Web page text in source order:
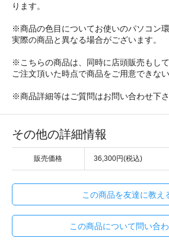
ります。
※商品の色目についてお使いのパソコン
実際の商品と異なる場合がございます。
※こちらの商品は、同時に店頭販売もし
ご注文頂いた時点で商品をご用意できな
※商品詳細等はご質問はお問い合わせ下さ
その他の詳細情報
販売価格 36,300円(税込)
この商品を友達に教え
この商品について問い合